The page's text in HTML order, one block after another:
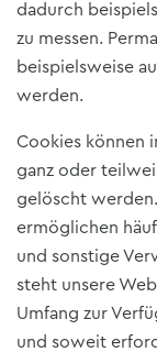
dadurch
zu messen.
beispielsweise
werden.
Cookies können
ganz oder
gelöscht
ermöglichen
und sonstige
steht unsere
Umfang zur
und soweit